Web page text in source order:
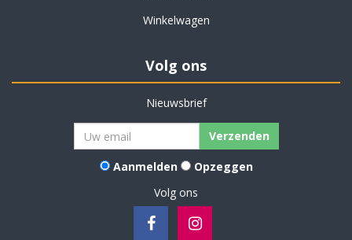
Winkelwagen
Volg ons
Nieuwsbrief
Verzenden
Aanmelden
Opzeggen
Volg ons